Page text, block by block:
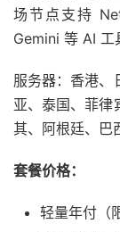
场节点支持
Gemini 等 AI 工
服务器：香港、
亚、泰国、菲律
其、阿根廷、巴
套餐价格：
轻量年付（